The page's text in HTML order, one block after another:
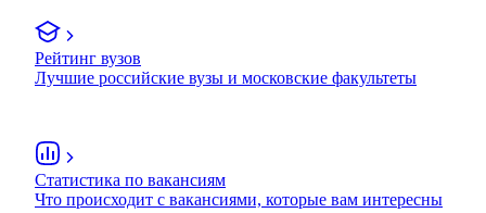
Рейтинг вузов
Лучшие российские вузы и московские факультеты
Статистика по вакансиям
Что происходит с вакансиями, которые вам интересны